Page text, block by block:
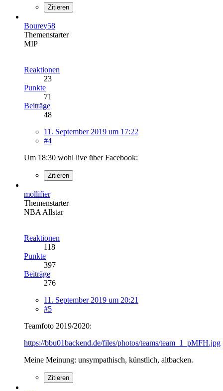
Zitieren
Bourey58
Themenstarter
MIP
Reaktionen
23
Punkte
71
Beiträge
48
11. September 2019 um 17:22
#4
Um 18:30 wohl live über Facebook:
Zitieren
mollifier
Themenstarter
NBA Allstar
Reaktionen
118
Punkte
397
Beiträge
276
11. September 2019 um 20:21
#5
Teamfoto 2019/2020:
https://bbu01backend.de/files/photos/teams/team_1_pMFH.jpg
Meine Meinung: unsympathisch, künstlich, altbacken.
Zitieren